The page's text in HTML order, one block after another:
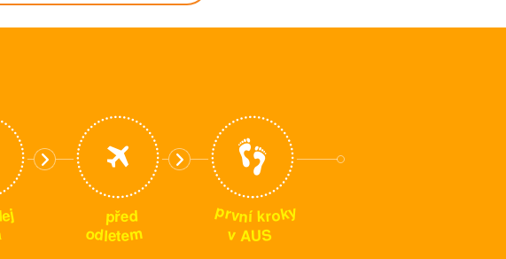
ej před
odletem
první kroky
v AUS